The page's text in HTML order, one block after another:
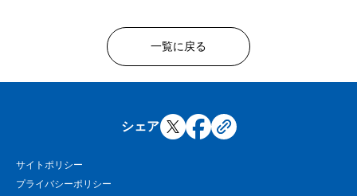
一覧に戻る
シェア
サイトポリシー
プライバシーポリシー